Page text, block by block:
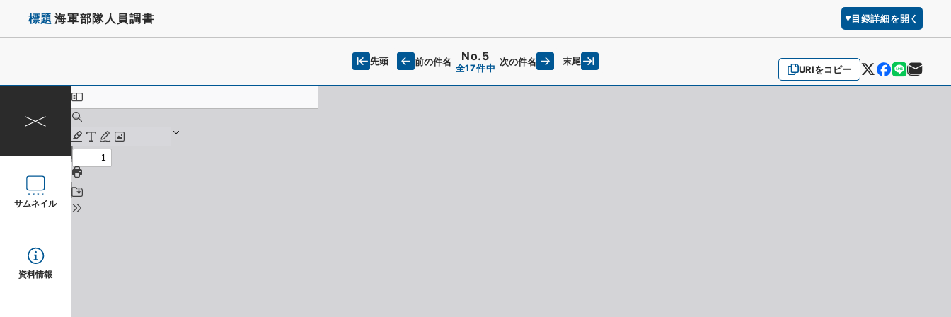
標題 海軍部隊人員調書 目録詳細を開く
URIをコピー
先頭 前の件名 No.5
全17件中
次の件名 末尾
サムネイル
資料情報